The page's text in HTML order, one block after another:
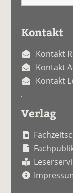
Kontakt
Kontakt
Kontakt
Kontakt
Verlag